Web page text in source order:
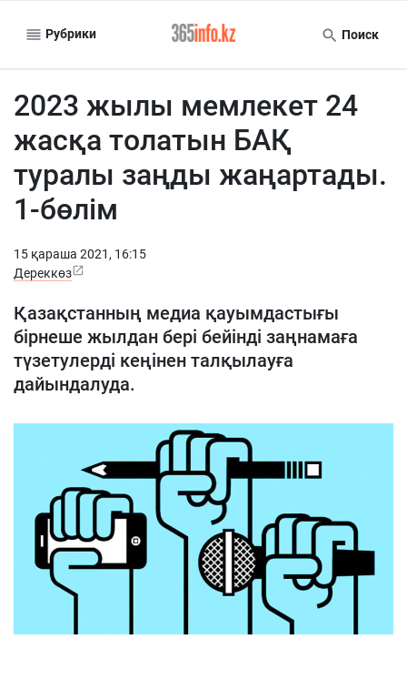
Рубрики Поиск
2023 жылы мемлекет 24
жасқа толатын БАҚ
туралы заңды жаңартады.
1-бөлім
15 қараша 2021, 16:15
Дереккөз
Қазақстанның медиа қауымдастығы
бірнеше жылдан бері бейінді заңнамаға
түзетулерді кеңінен талқылауға
дайындалуда.